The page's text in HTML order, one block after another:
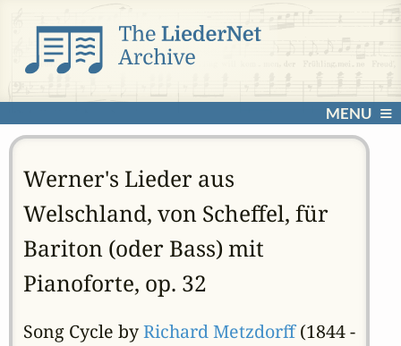
MENU
Werner's Lieder aus
Welschland, von Scheffel, für
Bariton (oder Bass) mit
Pianoforte, op. 32
Song Cycle byRichard Metzdorff(1844 -